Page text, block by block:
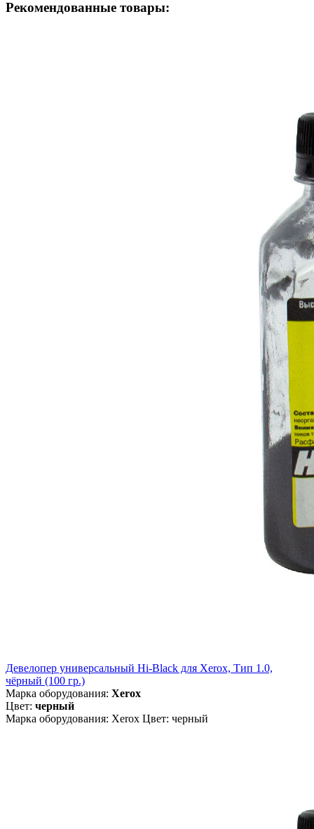
Рекомендованные товары:
Девелопер универсальный Hi-Black для Xerox, Тип 1.0,
чёрный (100 гр.)
Марка оборудования: Xerox
Цвет: черный
Марка оборудования: Xerox Цвет: черный